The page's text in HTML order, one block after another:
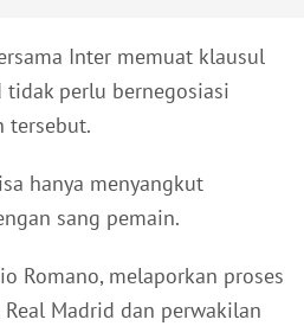
Inter memuat klausul
tidak perlu bernegosiasi
tersebut.
hanya menyangkut
sang pemain.
Romano, melaporkan proses
Madrid dan perwakilan